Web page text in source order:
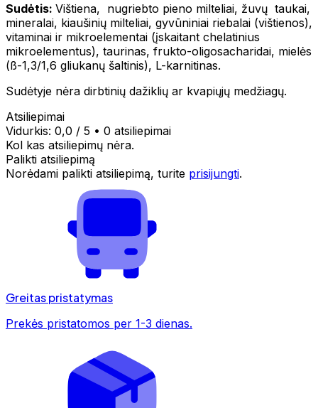
Sudėtis: Vištiena, nugriebto pieno milteliai, žuvų taukai,
mineralai, kiaušinių milteliai, gyvūniniai riebalai (vištienos),
vitaminai ir mikroelementai (įskaitant chelatinius
mikroelementus), taurinas, frukto-oligosacharidai, mielės
(ß-1,3/1,6 gliukanų šaltinis), L-karnitinas.
Sudėtyje nėra dirbtinių dažiklių ar kvapiųjų medžiagų.
Atsiliepimai
Vidurkis: 0,0 / 5 • 0 atsiliepimai
Kol kas atsiliepimų nėra.
Palikti atsiliepimą
Norėdami palikti atsiliepimą, turite prisijungti.
Greitas pristatymas
Prekės pristatomos per 1-3 dienas.